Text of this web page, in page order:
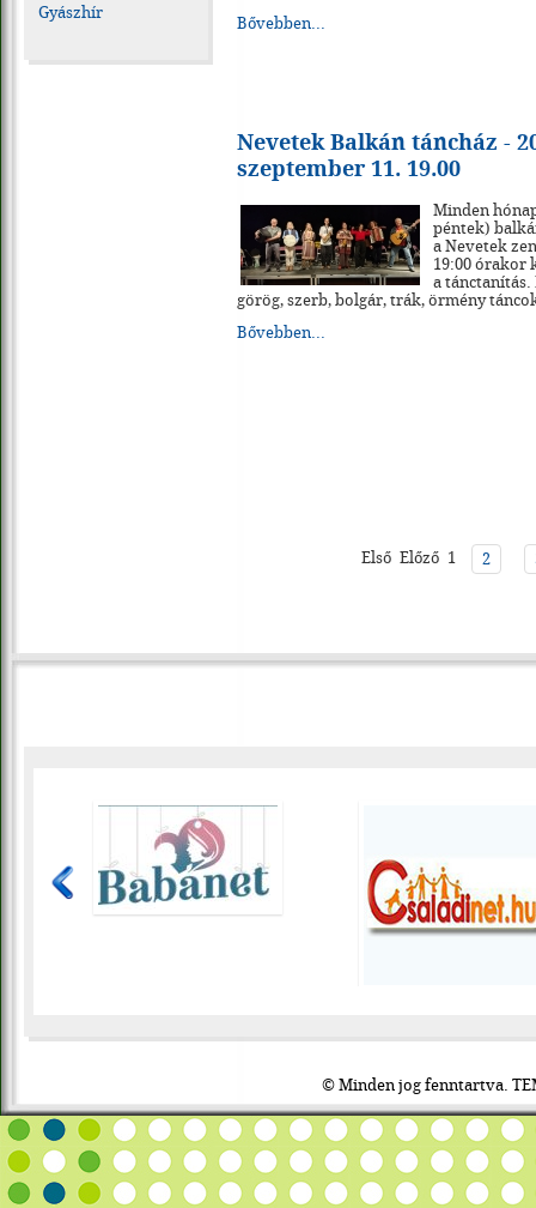
Gyászhír
Bővebben...
Nevetek Balkán táncház -
szeptember 11. 19.00
Minden
péntek)
a Nevetek
19:00 órakor
a tánctanítás.
görög, szerb, bolgár, trák, örmény
Bővebben...
Első Előző 1 2
© Minden jog fenntartva.